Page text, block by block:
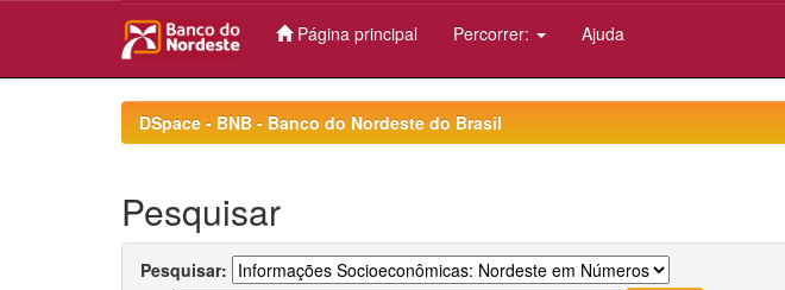
Página principal Percorrer: Ajuda
DSpace - BNB - Banco do Nordeste do Brasil
Pesquisar
Pesquisar: